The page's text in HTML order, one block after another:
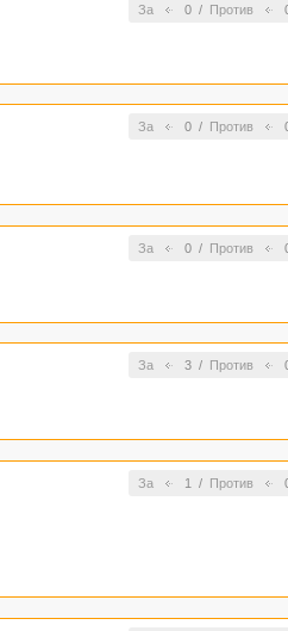
За 0/ Против
За 0/ Против
За 0/ Против
За 3/ Против
За 1 / Против